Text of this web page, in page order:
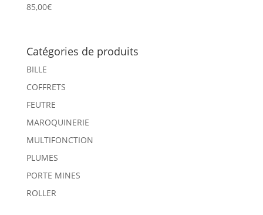
85,00€
Catégories de produits
BILLE
COFFRETS
FEUTRE
MAROQUINERIE
MULTIFONCTION
PLUMES
PORTE MINES
ROLLER